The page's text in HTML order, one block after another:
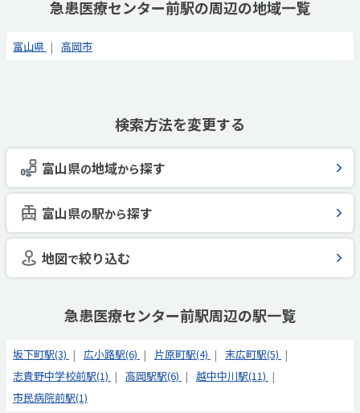
急患医療センター前駅の周辺の地域一覧
富山県 高岡市
検索方法を変更する
富山県の地域から探す
富山県の駅から探す
地図で絞り込む
急患医療センター前駅周辺の駅一覧
坂下町駅(3) 広小路駅(6) 片原町駅(4)
末広町駅(5)
志貴野中学校前駅(1)
高岡駅駅(6)
越中中川駅(11)
市民病院前駅(1)